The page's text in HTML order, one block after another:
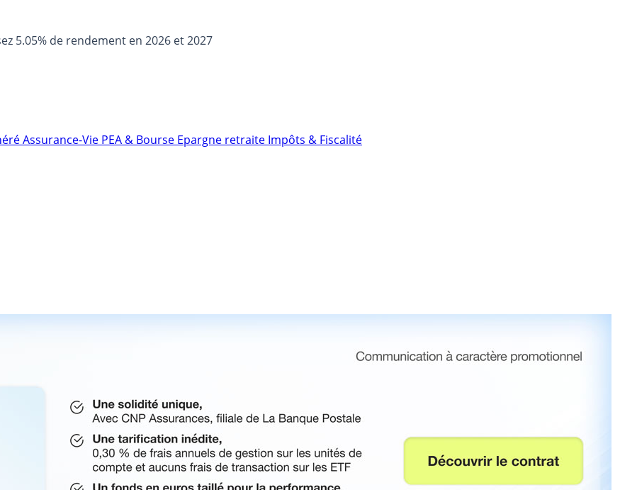
5.05% de rendement en 2026 et 2027
Assurance-Vie PEA & Bourse Epargne retraite Impôts & Fiscalité